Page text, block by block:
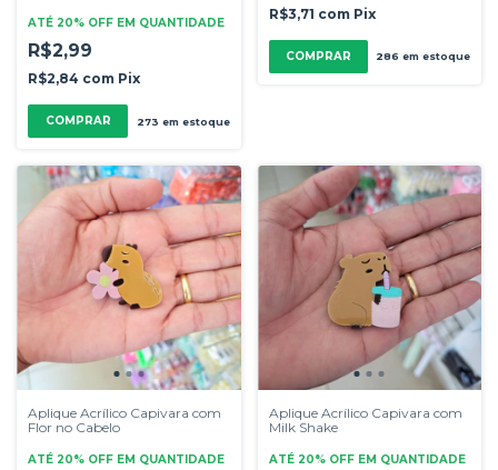
ATÉ 20% OFF EM QUANTIDADE
R$2,99
R$2,84 com Pix
COMPRAR 273 em estoque
R$3,71 com Pix
COMPRAR 286 em estoque
Aplique Acrílico Capivara com
Flor no Cabelo
ATÉ 20% OFF EM QUANTIDADE
Aplique Acrílico Capivara com
Milk Shake
ATÉ 20% OFF EM QUANTIDADE